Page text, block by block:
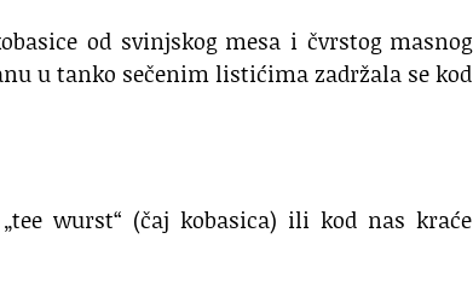
od svinjskog mesa i čvrstog masnog
u tanko sečenim listićima zadržala se kod
wurst“ (čaj kobasica) ili kod nas kraće